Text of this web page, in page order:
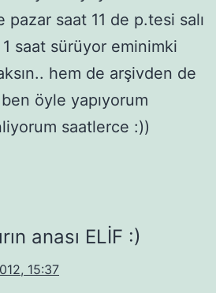
saat 11 de p.tesi salı
saat sürüyor eminimki
hem de arşivden de
öyle yapıyorum
saatlerce :))
anası ELİF :)
15:37